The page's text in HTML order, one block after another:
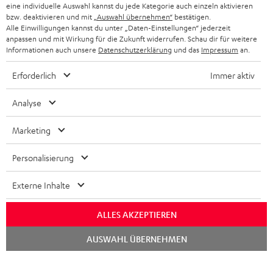
Weiß
THEATER
500S
2
Schwarz
THEATER 500S KOMBO 2
899,99€
Letzter niedrigster Preis
1.049,99€Originalpreis
ULTIMA
Set"
Schwarz
ULTIMA
Set"
Weiß
/
Schwarz
849,99€
749, 99€Letzter niedrigster Preis
999,99€Originalpreis
eine individuelle Auswahl kannst du jede Kategorie auch einzeln aktivieren
bzw. deaktivieren und mit „Auswahl übernehmen“ bestätigen.
Alle Einwilligungen kannst du unter „Daten-Einstellungen“ jederzeit
anpassen und mit Wirkung für die Zukunft widerrufen. Schau dir für weitere
Informationen auch unsere Datenschutzerklärung und das Impressum an.
Erforderlich Immer aktiv
Analyse
Marketing
Personalisierung
Externe Inhalte
ALLES AKZEPTIEREN
AUSWAHL ÜBERNEHMEN